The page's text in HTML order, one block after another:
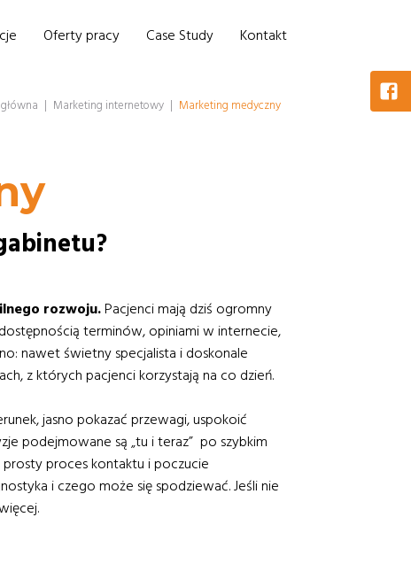
Oferty pracy Case Study Kontakt
| Marketing internetowy | Marketing medyczny
rozwoju.Pacjenci mają dziś ogromny
terminów, opiniami w internecie,
nawet świetny specjalista i doskonale
z których pacjenci korzystają na co dzień.
jasno pokazać przewagi, uspokoić
podejmowane są „tu i teraz” po szybkim
proces kontaktu i poczucie
i czego może się spodziewać. Jeśli nie